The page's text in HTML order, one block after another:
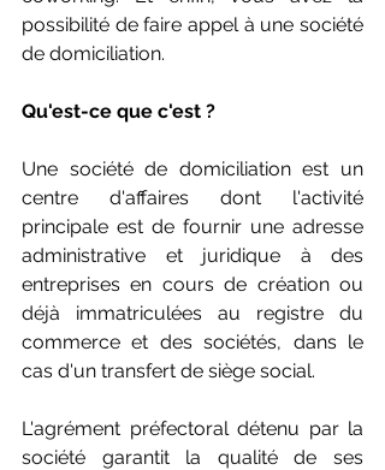
possibilité de faire appel à une société
de domiciliation.
Qu'est-ce que c'est ?
Une société de domiciliation est un
centre d'affaires dont l'activité
principale est de fournir une adresse
administrative et juridique à des
entreprises en cours de création ou
déjà immatriculées au registre du
commerce et des sociétés, dans le
cas d'un transfert de siège social.
L'agrément préfectoral détenu par la
société garantit la qualité de ses